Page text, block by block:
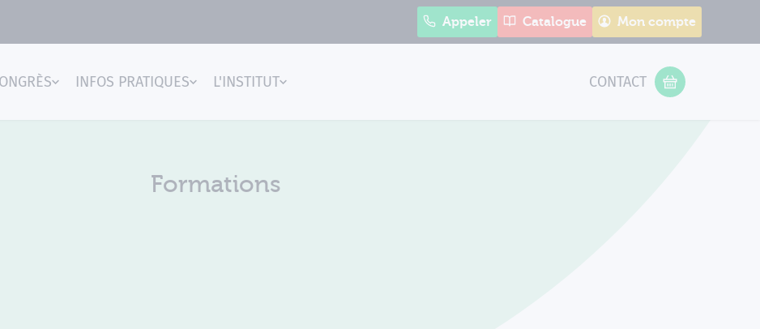
Appeler Catalogue Mon compte
INFOS PRATIQUES L'INSTITUT CONTACT
VOTRE PANIER
Formations